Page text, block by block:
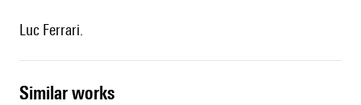
Luc Ferrari.
similar works